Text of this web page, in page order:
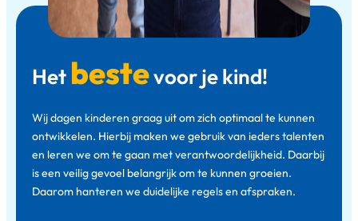
Het bestevoor je kind!
Wij dagen kinderen graag uit om zich optimaal te kunnen
ontwikkelen. Hierbij maken we gebruik van ieders talenten
en leren we om te gaan met verantwoordelijkheid. Daarbij
is een veilig gevoel belangrijk om te kunnen groeien.
Daarom hanteren we duidelijke regels en afspraken.